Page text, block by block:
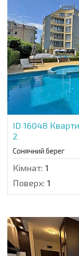
ID 16048
2
Сонячний берег
Кімнат: 1
Поверх: 1